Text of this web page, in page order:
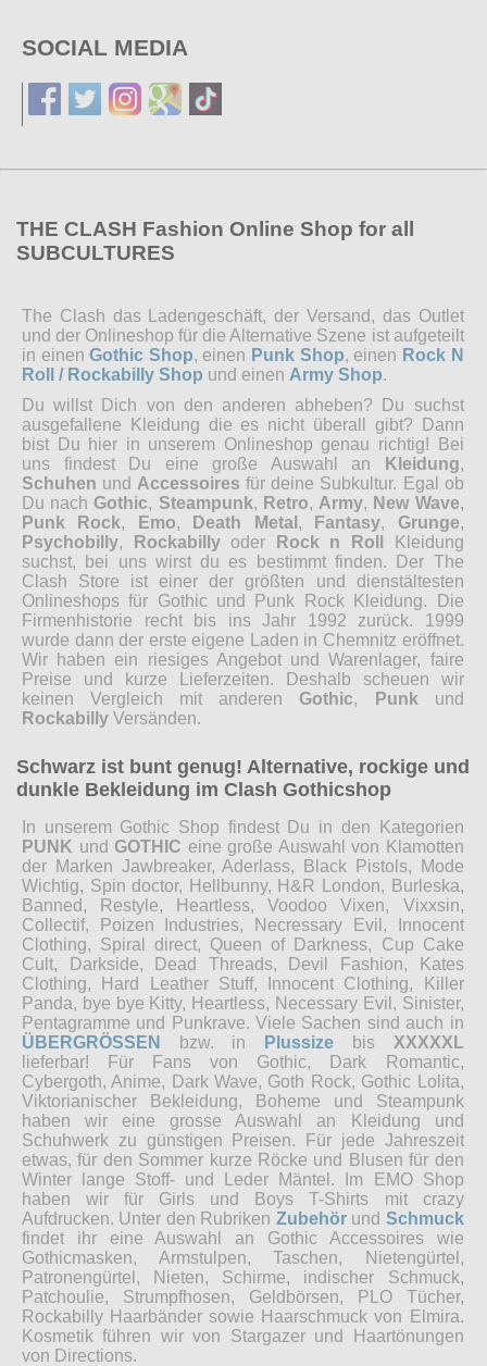
SOCIAL MEDIA
THE CLASH Fashion Online Shop for all
SUBCULTURES
The Clash das Ladengeschäft, der Versand, das Outlet
und der Onlineshop für die Alternative Szene ist aufgeteilt
in einenGothic Shop, einen Punk Shop, einen Rock N
Roll / Rockabilly Shop und einen Army Shop.
Du willst Dich von den anderen abheben? Du suchst
ausgefallene Kleidung die es nicht überall gibt? Dann
bist Du hier in unserem Onlineshop genau richtig! Bei
uns findest Du eine große Auswahl an
Kleidung,
Schuhen und Accessoires für deine Subkultur. Egal ob
Du nach Gothic, Steampunk, Retro, Army, New Wave,
Punk Rock, Emo, Death Metal , Fantasy, Grunge,
Psychobilly, Rockabillyoder Rock n Roll
Kleidung
suchst, bei uns wirst du es bestimmt finden. Der The
Clash Store ist einer der größten und dienstältesten
Onlineshops für Gothic und Punk Rock Kleidung. Die
Firmenhistorie recht bis ins Jahr 1992 zurück. 1999
wurde dann der erste eigene Laden in Chemnitz eröffnet.
Wir haben ein riesiges Angebot und Warenlager, faire
Preise und kurze Lieferzeiten. Deshalb scheuen wir
keinen Vergleich mit anderen Gothic, Punk und
Rockabilly Versänden.
Schwarz ist bunt genug! Alternative, rockige und
dunkle Bekleidung im Clash Gothicshop
In unserem Gothic Shop findest Du in den Kategorien
PUNK und GOTHIC eine große Auswahl von Klamotten
der Marken Jawbreaker, Aderlass, Black Pistols, Mode
Wichtig, Spin doctor, Hellbunny, H&R London, Burleska,
Banned, Restyle, Heartless, Voodoo Vixen, Vixxsin,
Collectif, Poizen Industries, Necressary Evil, Innocent
Clothing, Spiral direct, Queen of Darkness, Cup Cake
Cult, Darkside, Dead Threads, Devil Fashion, Kates
Clothing, Hard Leather Stuff, Innocent Clothing, Killer
Panda, bye bye Kitty, Heartless, Necessary Evil, Sinister,
Pentagramme und Punkrave. Viele Sachen sind auch in
ÜBERGRÖSSEN
bzw. in Plussize bis XXXXXL
lieferbar! Für Fans von Gothic, Dark Romantic,
Cybergoth, Anime, Dark Wave, Goth Rock, Gothic Lolita,
Viktorianischer Bekleidung, Boheme und Steampunk
haben wir eine grosse Auswahl an Kleidung und
Schuhwerk zu günstigen Preisen. Für jede Jahreszeit
etwas, für den Sommer kurze Röcke und Blusen für den
Winter lange Stoff- und Leder Mäntel. Im EMO Shop
haben wir für Girls und Boys T-Shirts mit crazy
Aufdrucken. Unter den Rubriken Zubehörund Schmuck
findet ihr eine Auswahl an Gothic Accessoires wie
Gothicmasken, Armstulpen, Taschen, Nietengürtel,
Patronengürtel, Nieten, Schirme, indischer Schmuck,
Patchoulie, Strumpfhosen, Geldbörsen, PLO Tücher,
Rockabilly Haarbänder sowie Haarschmuck von Elmira.
Kosmetik führen wir von Stargazer und Haartönungen
von Directions.